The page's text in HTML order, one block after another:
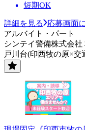
短期OK
詳細を見る
応募画面
アルバイト・パート
シンテイ警備株式会
戸川台(印西牧の原×交